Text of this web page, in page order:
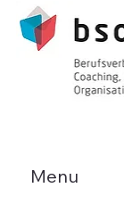
Menu